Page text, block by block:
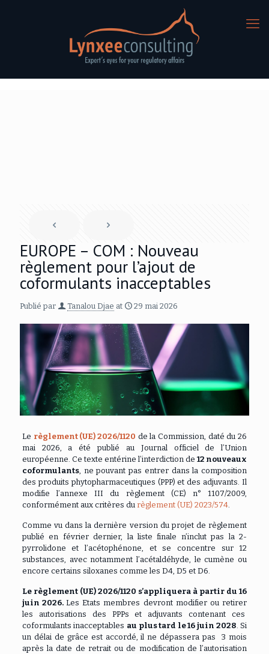
EUROPE – COM : Nouveau
règlement pour l’ajout de
coformulants inacceptables
Publié par Tanalou Djae at 29 mai 2026
Le règlement (UE) 2026/1120 de la Commission, daté du 26
mai 2026, a été publié au Journal officiel de l’Union
européenne. Ce texte entérine l’interdiction de12 nouveaux
coformulants, ne pouvant pas entrer dans la composition
des produits phytopharmaceutiques (PPP) et des adjuvants. Il
modifie l’annexe III du règlement (CE) n° 1107/2009,
conformément aux critères du règlement (UE) 2023/574.
Comme vu dans la dernière version du projet de règlement
publié en février dernier, la liste finale n’inclut pas la 2-
pyrrolidone et l’acétophénone, et se concentre sur 12
substances, avec notamment l’acétaldéhyde, le cumène ou
encore certains siloxanes comme les D4, D5 et D6.
Le règlement (UE) 2026/1120 s’appliquera à partir du 16
juin 2026.Les Etats membres devront modifier ou retirer
les autorisations des PPPs et adjuvants contenant ces
coformulants inacceptables au plus tard le 16 juin 2028 .Si
un délai de grâce est accordé, il ne dépassera pas 3 mois
après la date de retrait ou de modification de l’autorisation